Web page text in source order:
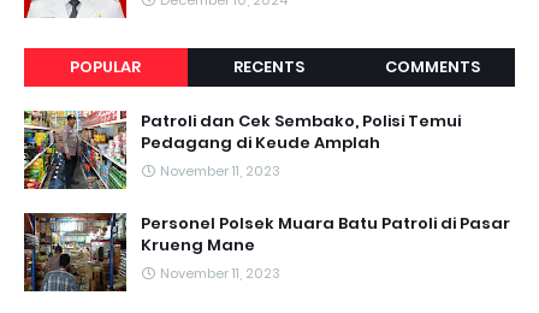
POPULAR RECENTS COMMENTS
Patroli dan Cek Sembako, Polisi Temui
Pedagang di Keude Amplah
November 11, 2023
Personel Polsek Muara Batu Patroli di Pasar
Krueng Mane
November 11, 2023